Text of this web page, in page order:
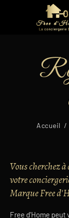
Accueil /
Vous cherchez
votre
Marque Free
Free d'Home peut